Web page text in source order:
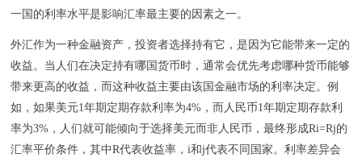
一国的利率水平是影响汇率最主要的因素之一。
外汇作为一种金融资产，投资者选择持有它，是因为它能带来一定的
收益。当人们在决定持有哪国货币时，通常会优先考虑哪种货币能够
带来更高的收益，而这种收益主要由该国金融市场的利率决定。例
如，如果美元1年期定期存款利率为4%，而人民币1年期定期存款利
率为3%，人们就可能倾向于选择美元而非人民币，最终形成Ri=Rj的
汇率平价条件，其中R代表收益率，i和j代表不同国家。利率差异会